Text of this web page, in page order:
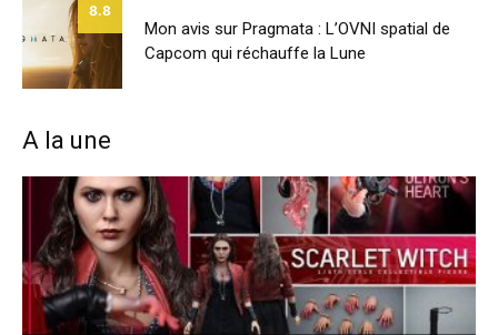
8.8
Mon avis sur Pragmata : L’OVNI spatial de
Capcom qui réchauffe la Lune
A la une